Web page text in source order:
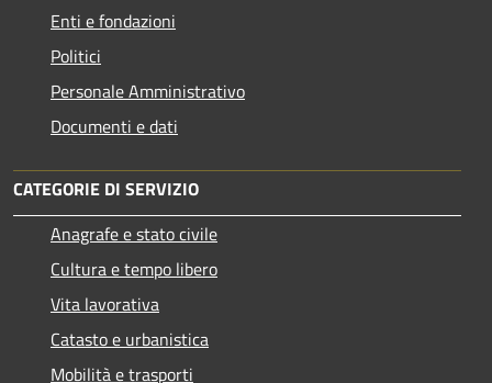
Enti e fondazioni
Politici
Personale Amministrativo
Documenti e dati
CATEGORIE DI SERVIZIO
Anagrafe e stato civile
Cultura e tempo libero
Vita lavorativa
Catasto e urbanistica
Mobilità e trasporti